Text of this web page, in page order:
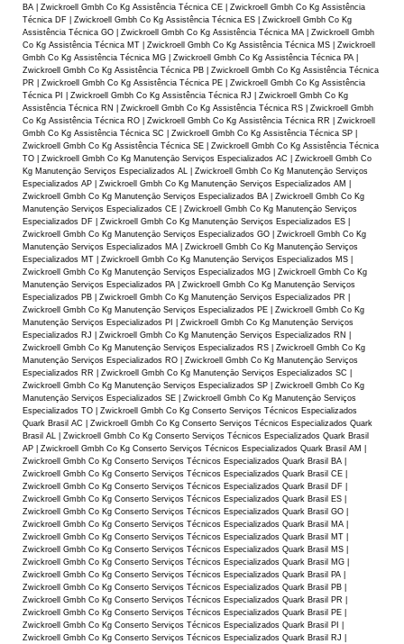
BA | Zwickroell Gmbh Co Kg Assistência Técnica CE | Zwickroell Gmbh Co Kg Assistência
Técnica DF | Zwickroell Gmbh Co Kg Assistência Técnica ES | Zwickroell Gmbh Co Kg
Assistência Técnica GO | Zwickroell Gmbh Co Kg Assistência Técnica MA | Zwickroell Gmbh
Co Kg Assistência Técnica MT | Zwickroell Gmbh Co Kg Assistência Técnica MS | Zwickroell
Gmbh Co Kg Assistência Técnica MG | Zwickroell Gmbh Co Kg Assistência Técnica PA |
Zwickroell Gmbh Co Kg Assistência Técnica PB | Zwickroell Gmbh Co Kg Assistência Técnica
PR | Zwickroell Gmbh Co Kg Assistência Técnica PE | Zwickroell Gmbh Co Kg Assistência
Técnica PI | Zwickroell Gmbh Co Kg Assistência Técnica RJ | Zwickroell Gmbh Co Kg
Assistência Técnica RN | Zwickroell Gmbh Co Kg Assistência Técnica RS | Zwickroell Gmbh
Co Kg Assistência Técnica RO | Zwickroell Gmbh Co Kg Assistência Técnica RR | Zwickroell
Gmbh Co Kg Assistência Técnica SC | Zwickroell Gmbh Co Kg Assistência Técnica SP |
Zwickroell Gmbh Co Kg Assistência Técnica SE | Zwickroell Gmbh Co Kg Assistência Técnica
TO | Zwickroell Gmbh Co Kg Manutençāo Serviços Especializados AC | Zwickroell Gmbh Co
Kg Manutençāo Serviços Especializados AL | Zwickroell Gmbh Co Kg Manutençāo Serviços
Especializados AP | Zwickroell Gmbh Co Kg Manutençāo Serviços Especializados AM |
Zwickroell Gmbh Co Kg Manutençāo Serviços Especializados BA | Zwickroell Gmbh Co Kg
Manutençāo Serviços Especializados CE | Zwickroell Gmbh Co Kg Manutençāo Serviços
Especializados DF | Zwickroell Gmbh Co Kg Manutençāo Serviços Especializados ES |
Zwickroell Gmbh Co Kg Manutençāo Serviços Especializados GO | Zwickroell Gmbh Co Kg
Manutençāo Serviços Especializados MA | Zwickroell Gmbh Co Kg Manutençāo Serviços
Especializados MT | Zwickroell Gmbh Co Kg Manutençāo Serviços Especializados MS |
Zwickroell Gmbh Co Kg Manutençāo Serviços Especializados MG | Zwickroell Gmbh Co Kg
Manutençāo Serviços Especializados PA | Zwickroell Gmbh Co Kg Manutençāo Serviços
Especializados PB | Zwickroell Gmbh Co Kg Manutençāo Serviços Especializados PR |
Zwickroell Gmbh Co Kg Manutençāo Serviços Especializados PE | Zwickroell Gmbh Co Kg
Manutençāo Serviços Especializados PI | Zwickroell Gmbh Co Kg Manutençāo Serviços
Especializados RJ | Zwickroell Gmbh Co Kg Manutençāo Serviços Especializados RN |
Zwickroell Gmbh Co Kg Manutençāo Serviços Especializados RS | Zwickroell Gmbh Co Kg
Manutençāo Serviços Especializados RO | Zwickroell Gmbh Co Kg Manutençāo Serviços
Especializados RR | Zwickroell Gmbh Co Kg Manutençāo Serviços Especializados SC |
Zwickroell Gmbh Co Kg Manutençāo Serviços Especializados SP | Zwickroell Gmbh Co Kg
Manutençāo Serviços Especializados SE | Zwickroell Gmbh Co Kg Manutençāo Serviços
Especializados TO | Zwickroell Gmbh Co Kg Conserto Serviços Técnicos Especializados
Quark Brasil AC | Zwickroell Gmbh Co Kg Conserto Serviços Técnicos Especializados Quark
Brasil AL | Zwickroell Gmbh Co Kg Conserto Serviços Técnicos Especializados Quark Brasil
AP | Zwickroell Gmbh Co Kg Conserto Serviços Técnicos Especializados Quark Brasil AM |
Zwickroell Gmbh Co Kg Conserto Serviços Técnicos Especializados Quark Brasil BA |
Zwickroell Gmbh Co Kg Conserto Serviços Técnicos Especializados Quark Brasil CE |
Zwickroell Gmbh Co Kg Conserto Serviços Técnicos Especializados Quark Brasil DF |
Zwickroell Gmbh Co Kg Conserto Serviços Técnicos Especializados Quark Brasil ES |
Zwickroell Gmbh Co Kg Conserto Serviços Técnicos Especializados Quark Brasil GO |
Zwickroell Gmbh Co Kg Conserto Serviços Técnicos Especializados Quark Brasil MA |
Zwickroell Gmbh Co Kg Conserto Serviços Técnicos Especializados Quark Brasil MT |
Zwickroell Gmbh Co Kg Conserto Serviços Técnicos Especializados Quark Brasil MS |
Zwickroell Gmbh Co Kg Conserto Serviços Técnicos Especializados Quark Brasil MG |
Zwickroell Gmbh Co Kg Conserto Serviços Técnicos Especializados Quark Brasil PA |
Zwickroell Gmbh Co Kg Conserto Serviços Técnicos Especializados Quark Brasil PB |
Zwickroell Gmbh Co Kg Conserto Serviços Técnicos Especializados Quark Brasil PR |
Zwickroell Gmbh Co Kg Conserto Serviços Técnicos Especializados Quark Brasil PE |
Zwickroell Gmbh Co Kg Conserto Serviços Técnicos Especializados Quark Brasil PI |
Zwickroell Gmbh Co Kg Conserto Serviços Técnicos Especializados Quark Brasil RJ |